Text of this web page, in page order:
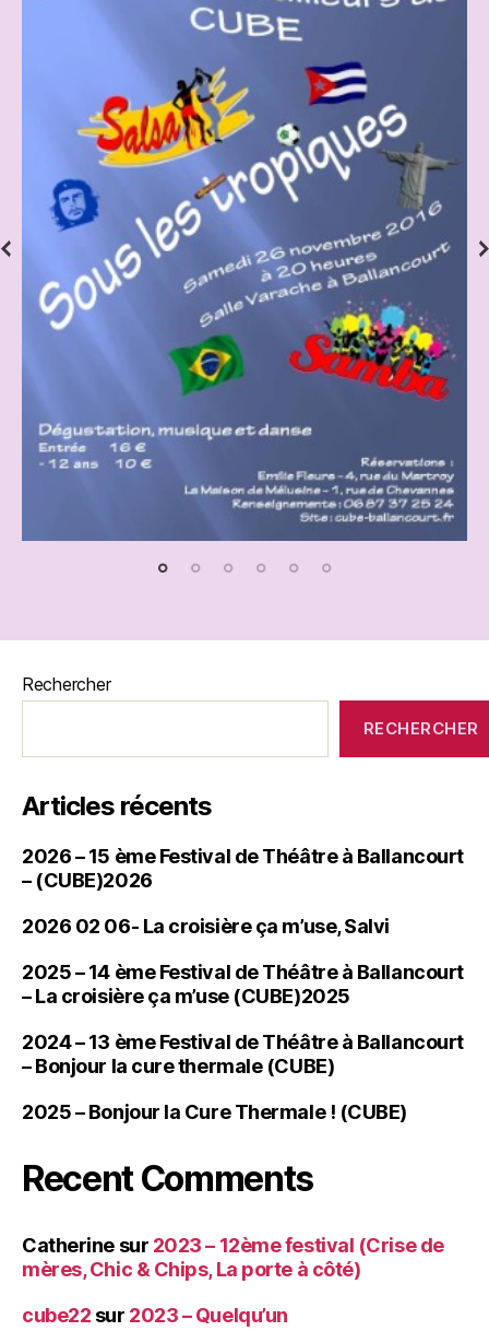
Rechercher
RECHERCHER
Articles récents
2026 – 15 ème Festival de Théâtre à Ballancourt
– (CUBE)2026
2026 02 06- La croisière ça m’use, Salvi
2025 – 14 ème Festival de Théâtre à Ballancourt
– La croisière ça m’use (CUBE)2025
2024 – 13 ème Festival de Théâtre à Ballancourt
– Bonjour la cure thermale (CUBE)
2025 – Bonjour la Cure Thermale ! (CUBE)
Recent Comments
Catherinesur 2023 – 12ème festival (Crise de
mères, Chic & Chips, La porte à côté)
cube22 sur 2023 – Quelqu’un